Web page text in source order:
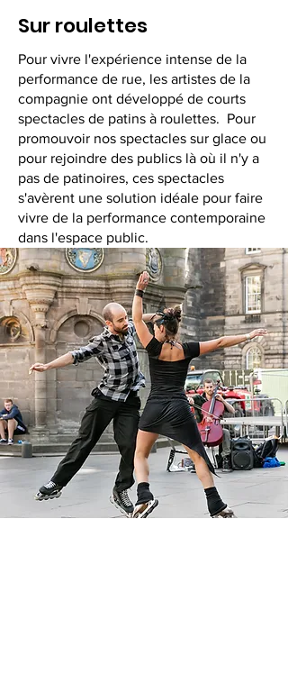
Sur roulettes
Pour vivre l'expérience intense de la
performance de rue, les artistes de la
compagnie ont développé de courts
spectacles de patins à roulettes. Pour
promouvoir nos spectacles sur glace ou
pour rejoindre des publics là où il n'y a
pas de patinoires, ces spectacles
s'avèrent une solution idéale pour faire
vivre de la performance contemporaine
dans l'espace public.